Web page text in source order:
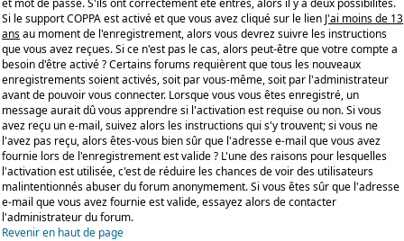
Si le support COPPA est activé et que vous avez cliqué sur le lien J'ai moins de 13
ansau moment de l'enregistrement, alors vous devrez suivre les instructions
que vous avez reçues. Si ce n'est pas le cas, alors peut-être que votre compte a
besoin d'être activé ? Certains forums requièrent que tous les nouveaux
enregistrements soient activés, soit par vous-même, soit par l'administrateur
avant de pouvoir vous connecter. Lorsque vous vous êtes enregistré, un
message aurait dû vous apprendre si l'activation est requise ou non. Si vous
avez reçu un e-mail, suivez alors les instructions qui s'y trouvent; si vous ne
l'avez pas reçu, alors êtes-vous bien sûr que l'adresse e-mail que vous avez
fournie lors de l'enregistrement est valide ? L'une des raisons pour lesquelles
l'activation est utilisée, c'est de réduire les chances de voir des utilisateurs
malintentionnés abuser du forum anonymement. Si vous êtes sûr que l'adresse
e-mail que vous avez fournie est valide, essayez alors de contacter
l'administrateur du forum.
Revenir en haut de page